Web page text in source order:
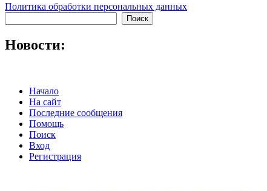
Политика обработки персональных данных
Новости:
Начало
На сайт
Последние сообщения
Помощь
Поиск
Вход
Регистрация